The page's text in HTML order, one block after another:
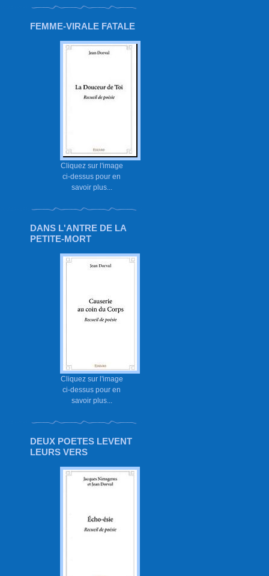
FEMME-VIRALE FATALE
Cliquez sur l'image
ci-dessus pour en
savoir plus...
DANS L'ANTRE DE LA
PETITE-MORT
Cliquez sur l'image
ci-dessus pour en
savoir plus...
DEUX POETES LEVENT
LEURS VERS